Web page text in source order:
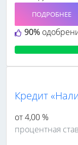
90%
ПОДРОБНЕЕ
Кредит
от 4,00 %
процентная